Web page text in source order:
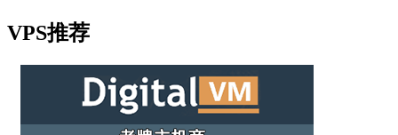
VPS推荐